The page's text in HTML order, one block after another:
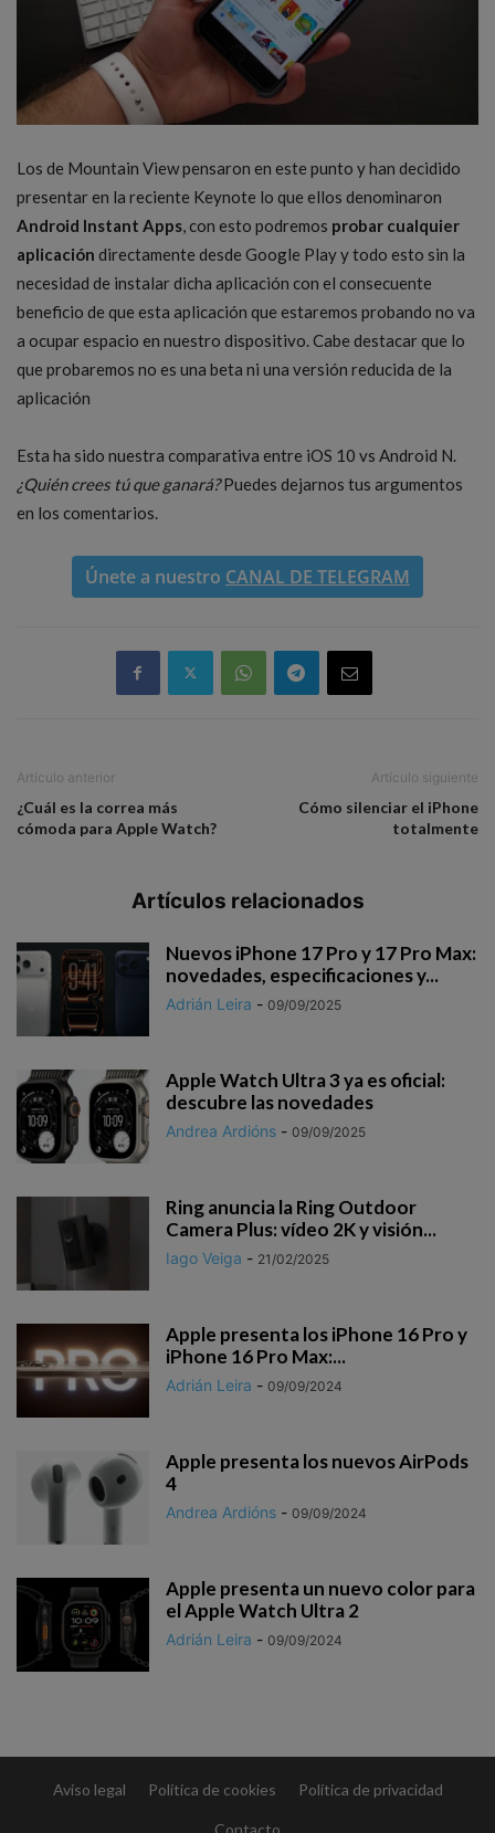
Los de Mountain View pensaron en este punto y han decidido
presentar en la reciente Keynote lo que ellos denominaron
Android Instant Apps, con esto podremos probar cualquier
aplicación directamente desde Google Play y todo esto sin la
necesidad de instalar dicha aplicación con el consecuente
beneficio de que esta aplicación que estaremos probando no va
a ocupar espacio en nuestro dispositivo. Cabe destacar que lo
que probaremos no es una beta ni una versión reducida de la
aplicación
Esta ha sido nuestra comparativa entre iOS 10 vs Android N.
¿Quién crees tú que ganará?Puedes dejarnos tus argumentos
en los comentarios.
Únete a nuestro CANAL DE TELEGRAM
Artículo anterior
¿Cuál es la correa más
cómoda para Apple Watch?
Artículo siguiente
Cómo silenciar el iPhone
totalmente
Artículos relacionados
Nuevos iPhone 17 Pro y 17 Pro Max:
novedades, especificaciones y...
Adrián Leira - 09/09/2025
Apple Watch Ultra 3 ya es oficial:
descubre las novedades
Andrea Ardións - 09/09/2025
Ring anuncia la Ring Outdoor
Camera Plus: vídeo 2K y visión...
Iago Veiga - 21/02/2025
Apple presenta los iPhone 16 Pro y
iPhone 16 Pro Max:...
Adrián Leira - 09/09/2024
Apple presenta los nuevos AirPods
4
Andrea Ardións - 09/09/2024
Apple presenta un nuevo color para
el Apple Watch Ultra 2
Adrián Leira - 09/09/2024
Aviso legal Política de cookies Política de privacidad
Contacto